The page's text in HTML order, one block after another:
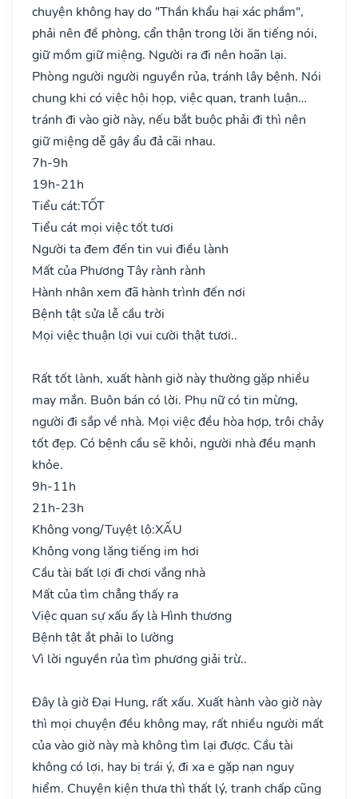
chuyện không hay do "Thần khẩu hại xác phầm",
phải nên đề phòng, cẩn thận trong lời ăn tiếng nói,
giữ mồm giữ miệng. Người ra đi nên hoãn lại.
Phòng người người nguyền rủa, tránh lây bệnh. Nói
chung khi có việc hội họp, việc quan, tranh luận…
tránh đi vào giờ này, nếu bắt buộc phải đi thì nên
giữ miệng dễ gây ẩu đả cãi nhau.
7h-9h
19h-21h
Tiểu cát:TỐT
Tiểu cát mọi việc tốt tươi
Người ta đem đến tin vui điều lành
Mất của Phương Tây rành rành
Hành nhân xem đã hành trình đến nơi
Bệnh tật sửa lễ cầu trời
Mọi việc thuận lợi vui cười thật tươi..
Rất tốt lành, xuất hành giờ này thường gặp nhiều
may mắn. Buôn bán có lời. Phụ nữ có tin mừng,
người đi sắp về nhà. Mọi việc đều hòa hợp, trôi chảy
tốt đẹp. Có bệnh cầu sẽ khỏi, người nhà đều mạnh
khỏe.
9h-11h
21h-23h
Không vong/Tuyệt lộ:XẤU
Không vong lặng tiếng im hơi
Cầu tài bất lợi đi chơi vắng nhà
Mất của tìm chẳng thấy ra
Việc quan sự xấu ấy là Hình thương
Bệnh tật ắt phải lo lường
Vì lời nguyền rủa tìm phương giải trừ..
Đây là giờ Đại Hung, rất xấu. Xuất hành vào giờ này
thì mọi chuyện đều không may, rất nhiều người mất
của vào giờ này mà không tìm lại được. Cầu tài
không có lợi, hay bị trái ý, đi xa e gặp nạn nguy
hiểm. Chuyện kiện thưa thì thất lý, tranh chấp cũng